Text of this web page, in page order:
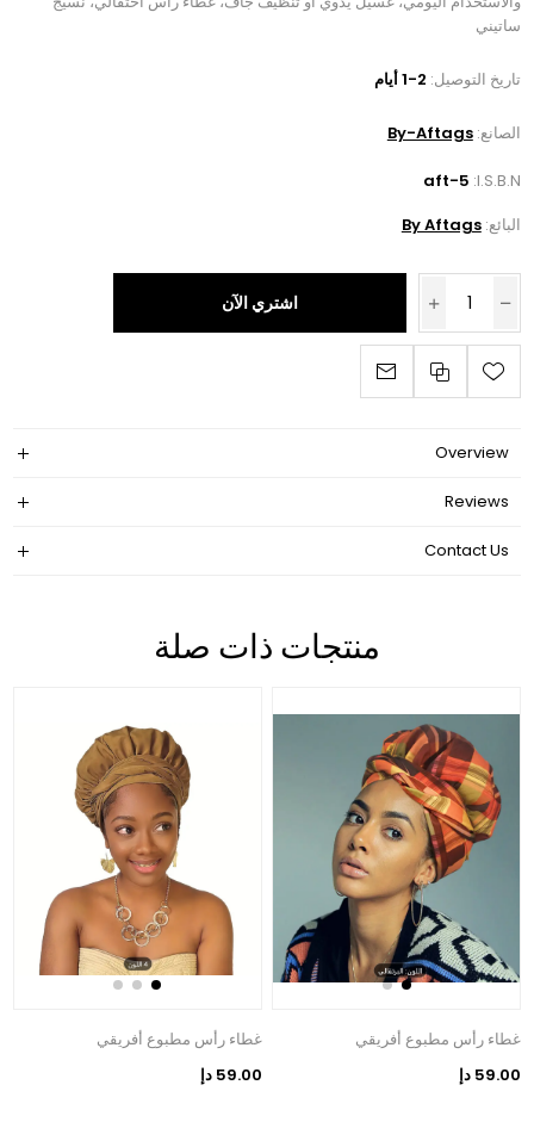
ساتيني
تاريخ التوصيل: 1-2 أيام
الصانع: By-Aftags
I.S.B.N:
aft-5
البائع: By Aftags
اشتري الآن
Overview
Reviews
Contact Us
منتجات ذات صلة
غطاء رأس مطبوع أفريقي
59.00 دإ
غطاء رأس مطبوع أفريقي
59.00 دإ